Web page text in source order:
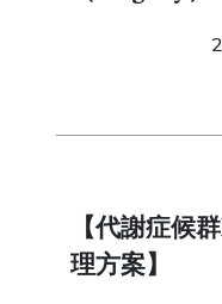
【代謝症候
理方案】